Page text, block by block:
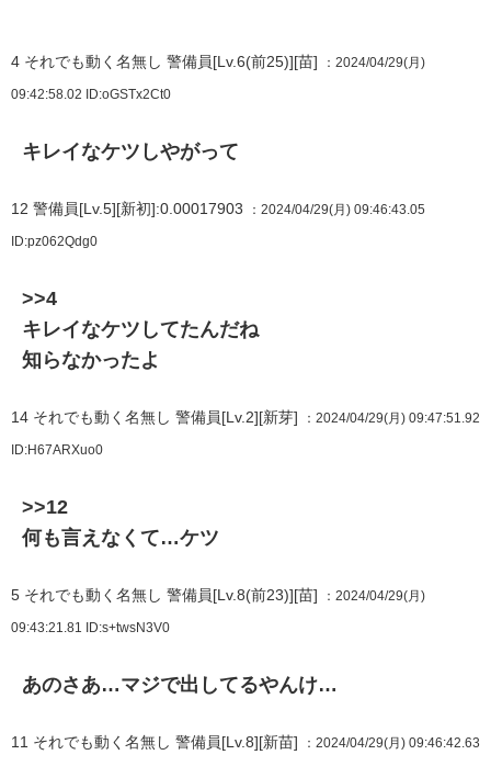
4 それでも動く名無し 警備員[Lv.6(前25)][苗] ：2024/04/29(月)
09:42:58.02 ID:oGSTx2Ct0
キレイなケツしやがって
12 警備員[Lv.5][新初]:0.00017903 ：2024/04/29(月) 09:46:43.05
ID:pz062Qdg0
>>4
キレイなケツしてたんだね
知らなかったよ
14 それでも動く名無し 警備員[Lv.2][新芽] ：2024/04/29(月) 09:47:51.92
ID:H67ARXuo0
>>12
何も言えなくて…ケツ
5 それでも動く名無し 警備員[Lv.8(前23)][苗] ：2024/04/29(月)
09:43:21.81 ID:s+twsN3V0
あのさあ…マジで出してるやんけ…
11 それでも動く名無し 警備員[Lv.8][新苗] ：2024/04/29(月) 09:46:42.63